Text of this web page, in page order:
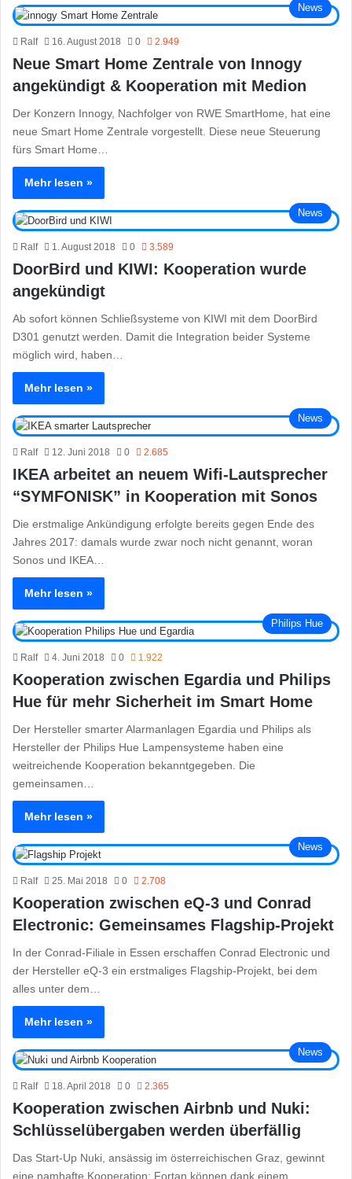
News
Ralf 16. August 2018 0 2.949
Neue Smart Home Zentrale von Innogy
angekündigt & Kooperation mit Medion
Der Konzern Innogy, Nachfolger von RWE SmartHome, hat eine
neue Smart Home Zentrale vorgestellt. Diese neue Steuerung
fürs Smart Home…
Mehr lesen »
News
Ralf 1. August 2018 0 3.589
DoorBird und KIWI: Kooperation wurde
angekündigt
Ab sofort können Schließsysteme von KIWI mit dem DoorBird
D301 genutzt werden. Damit die Integration beider Systeme
möglich wird, haben…
Mehr lesen »
News
Ralf 12. Juni 2018 0 2.685
IKEA arbeitet an neuem Wifi-Lautsprecher
“SYMFONISK” in Kooperation mit Sonos
Die erstmalige Ankündigung erfolgte bereits gegen Ende des
Jahres 2017: damals wurde zwar noch nicht genannt, woran
Sonos und IKEA…
Mehr lesen »
Philips Hue
Ralf 4. Juni 2018 0 1.922
Kooperation zwischen Egardia und Philips
Hue für mehr Sicherheit im Smart Home
Der Hersteller smarter Alarmanlagen Egardia und Philips als
Hersteller der Philips Hue Lampensysteme haben eine
weitreichende Kooperation bekanntgegeben. Die
gemeinsamen…
Mehr lesen »
News
Ralf 25. Mai 2018 0 2.708
Kooperation zwischen eQ-3 und Conrad
Electronic: Gemeinsames Flagship-Projekt
In der Conrad-Filiale in Essen erschaffen Conrad Electronic und
der Hersteller eQ-3 ein erstmaliges Flagship-Projekt, bei dem
alles unter dem…
Mehr lesen »
News
Ralf 18. April 2018 0 2.365
Kooperation zwischen Airbnb und Nuki:
Schlüsselübergaben werden überfällig
Das Start-Up Nuki, ansässig im österreichischen Graz, gewinnt
eine namhafte Kooperation: Fortan können dank einem